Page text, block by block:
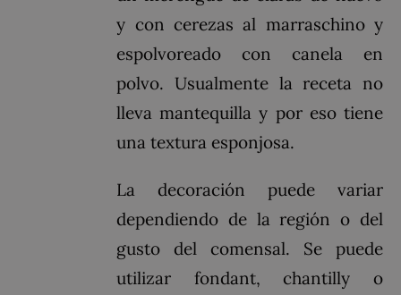
y con cerezas al marraschino y
espolvoreado con canela en
polvo. Usualmente la receta no
lleva mantequilla y por eso tiene
una textura esponjosa.
La decoración puede variar
dependiendo de la región o del
gusto del comensal. Se puede
utilizar fondant, chantilly o